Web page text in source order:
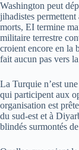
Washington peut
jihadistes
morts, EI termine
militaire terrestre
croient encore en la
fait aucun pas vers
La Turquie n’est
qui participent aux
organisation est
du sud-est et à
blindés surmontés